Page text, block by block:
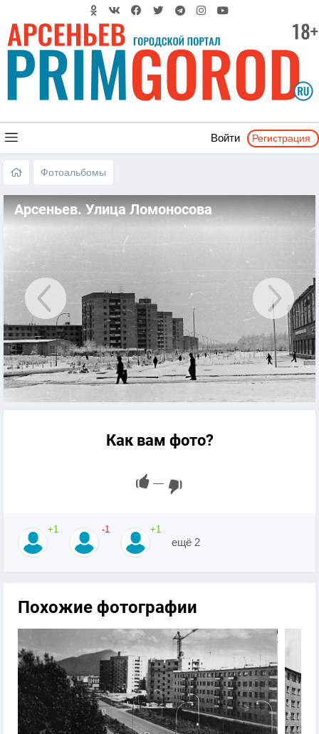
Войти Регистрация
Фотоальбомы
Арсеньев. Улица Ломоносова
Как вам фото?
—
+1 -1 +1
ещё 2
Похожие фотографии